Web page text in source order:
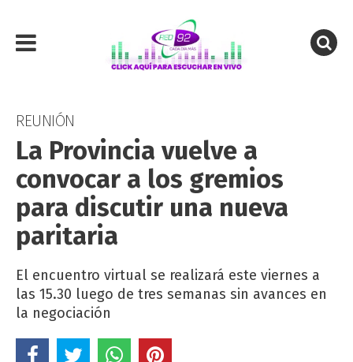
REUNIÓN
La Provincia vuelve a
convocar a los gremios
para discutir una nueva
paritaria
El encuentro virtual se realizará este viernes a
las 15.30 luego de tres semanas sin avances en
la negociación